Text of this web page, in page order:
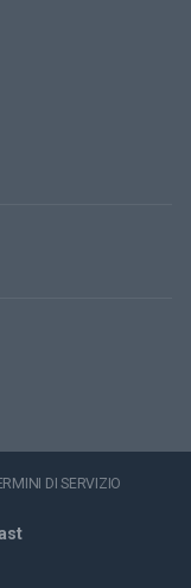
DI SERVIZIO